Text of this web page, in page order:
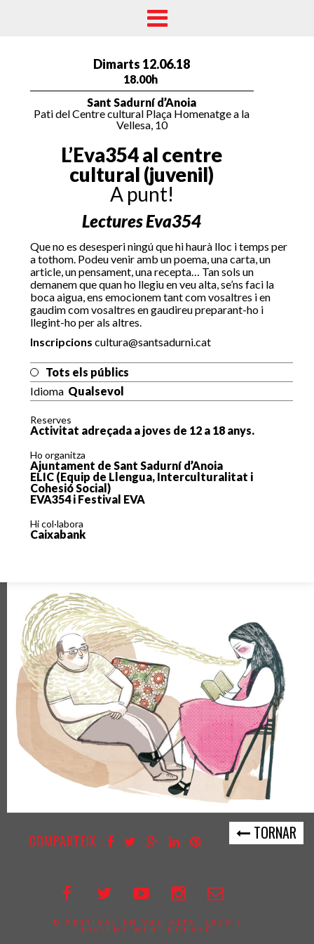
Dimarts 12.06.18
18.00h
Sant Sadurní d’Anoia
Pati del Centre cultural Plaça Homenatge a la
Vellesa, 10
L’Eva354 al centre
cultural (juvenil)
A punt!
Lectures Eva354
Que no es desesperi ningú que hi haurà lloc i temps per
a tothom. Podeu venir amb un poema, una carta, un
article, un pensament, una recepta… Tan sols un
demanem que quan ho llegiu en veu alta, se’ns faci la
boca aigua, ens emocionem tant com vosaltres i en
gaudim com vosaltres en gaudireu preparant-ho i
llegint-ho per als altres.
Inscripcions cultura@santsadurni.cat
Tots els públics
Idioma Qualsevol
Reserves
Activitat adreçada a joves de 12 a 18 anys.
Ho organitza
Ajuntament de Sant Sadurní d’Anoia
ELIC (Equip de Llengua, Interculturalitat i
Cohesió Social)
EVA354 i Festival EVA
Hi col·labora
Caixabank
TORNAR
COMPARTEIX :
© FESTIVAL EN VEU ALTA, 2025 |
DISSENY WEB:
BUBALÚ